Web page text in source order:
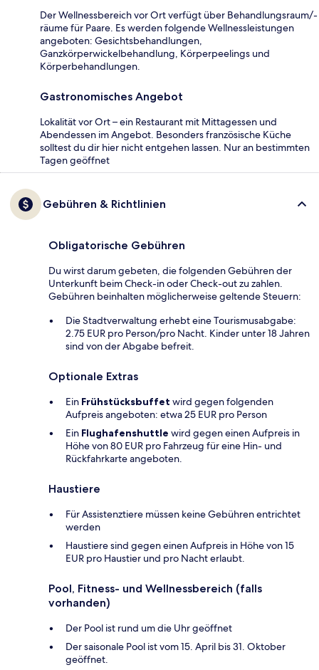
Der Wellnessbereich vor Ort verfügt über Behandlungsraum/-
räume für Paare. Es werden folgende Wellnessleistungen
angeboten: Gesichtsbehandlungen,
Ganzkörperwickelbehandlung, Körperpeelings und
Körperbehandlungen.
Gastronomisches Angebot
Lokalität vor Ort – ein Restaurant mit Mittagessen und
Abendessen im Angebot. Besonders französische Küche
solltest du dir hier nicht entgehen lassen. Nur an bestimmten
Tagen geöffnet
Gebühren & Richtlinien
Obligatorische Gebühren
Du wirst darum gebeten, die folgenden Gebühren der
Unterkunft beim Check-in oder Check-out zu zahlen.
Gebühren beinhalten möglicherweise geltende Steuern:
Die Stadtverwaltung erhebt eine Tourismusabgabe:
2.75 EUR pro Person/pro Nacht. Kinder unter 18 Jahren
sind von der Abgabe befreit.
Optionale Extras
Ein Frühstücksbuffet wird gegen folgenden
Aufpreis angeboten: etwa 25 EUR pro Person
Ein Flughafenshuttle wird gegen einen Aufpreis in
Höhe von 80 EUR pro Fahrzeug für eine Hin- und
Rückfahrkarte angeboten.
Haustiere
Für Assistenztiere müssen keine Gebühren entrichtet
werden
Haustiere sind gegen einen Aufpreis in Höhe von 15
EUR pro Haustier und pro Nacht erlaubt.
Pool, Fitness- und Wellnessbereich (falls
vorhanden)
Der Pool ist rund um die Uhr geöffnet
Der saisonale Pool ist vom 15. April bis 31. Oktober
geöffnet.